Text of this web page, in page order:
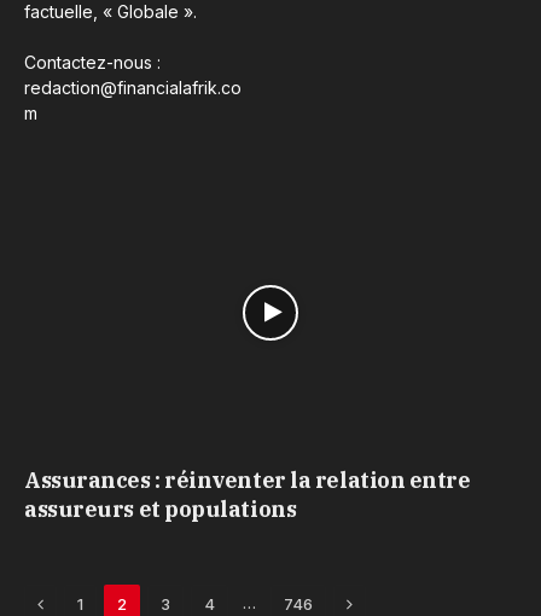
factuelle, « Globale ».
Contactez-nous :
redaction@financialafrik.co
m
Assurances : réinventer la relation entre
assureurs et populations
Previous
1 2 3 4 … 746 Next